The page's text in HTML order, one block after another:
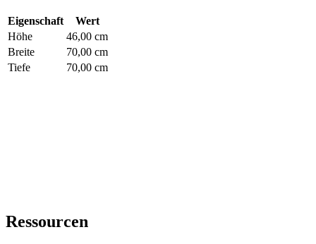
Eigenschaft
Wert
Höhe
46,00 cm
Breite
70,00 cm
Tiefe
70,00 cm
Ressourcen